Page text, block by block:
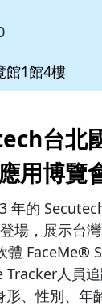
館1館4樓
台北
用博覽
年的
場，展示台
體 FaceMe®
Tracker人員
、性別、年